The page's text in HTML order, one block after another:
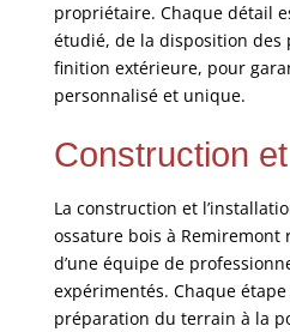
propriétaire. Chaque détail
étudié, de la disposition des
finition extérieure, pour
personnalisé et unique.
Construction
La construction et
ossature bois à Remiremont
d’une équipe de
expérimentés. Chaque
préparation du terrain à la